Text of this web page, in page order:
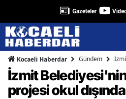
Gazeteler
Kocaeli Haberdar Gündem
İzmit
projesi okul